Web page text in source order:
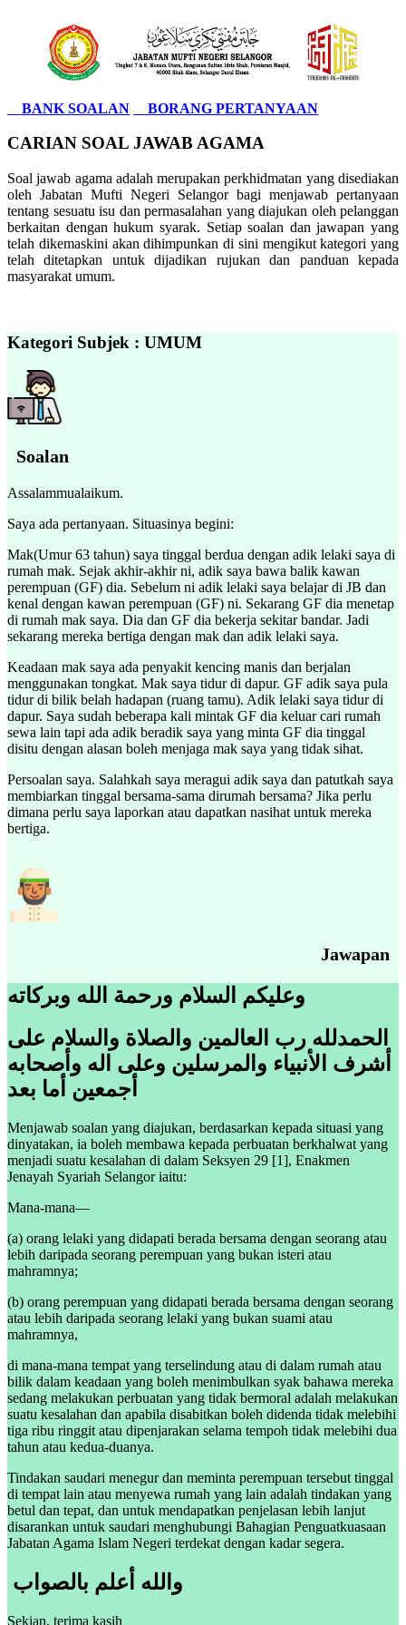
BANK SOALAN BORANG PERTANYAAN
CARIAN SOAL JAWAB AGAMA
Soal jawab agama adalah merupakan perkhidmatan yang disediakan
oleh Jabatan Mufti Negeri Selangor bagi menjawab pertanyaan
tentang sesuatu isu dan permasalahan yang diajukan oleh pelanggan
berkaitan dengan hukum syarak. Setiap soalan dan jawapan yang
telah dikemaskini akan dihimpunkan di sini mengikut kategori yang
telah ditetapkan untuk dijadikan rujukan dan panduan kepada
masyarakat umum.
Kategori Subjek : UMUM
Soalan
Assalammualaikum.
Saya ada pertanyaan. Situasinya begini:
Mak(Umur 63 tahun) saya tinggal berdua dengan adik lelaki saya di
rumah mak. Sejak akhir-akhir ni, adik saya bawa balik kawan
perempuan (GF) dia. Sebelum ni adik lelaki saya belajar di JB dan
kenal dengan kawan perempuan (GF) ni. Sekarang GF dia menetap
di rumah mak saya. Dia dan GF dia bekerja sekitar bandar. Jadi
sekarang mereka bertiga dengan mak dan adik lelaki saya.
Keadaan mak saya ada penyakit kencing manis dan berjalan
menggunakan tongkat. Mak saya tidur di dapur. GF adik saya pula
tidur di bilik belah hadapan (ruang tamu). Adik lelaki saya tidur di
dapur. Saya sudah beberapa kali mintak GF dia keluar cari rumah
sewa lain tapi ada adik beradik saya yang minta GF dia tinggal
disitu dengan alasan boleh menjaga mak saya yang tidak sihat.
Persoalan saya. Salahkah saya meragui adik saya dan patutkah saya
membiarkan tinggal bersama-sama dirumah bersama? Jika perlu
dimana perlu saya laporkan atau dapatkan nasihat untuk mereka
bertiga.
Jawapan
وعليكم السلام ورحمة الله وبركاته
الحمدلله رب العالمين والصلاة والسلام على
أشرف الأنبياء والمرسلين وعلى اله وأصحابه
أجمعين أما بعد
Menjawab soalan yang diajukan, berdasarkan kepada situasi yang
dinyatakan, ia boleh membawa kepada perbuatan berkhalwat yang
menjadi suatu kesalahan di dalam Seksyen 29 [1], Enakmen
Jenayah Syariah Selangor iaitu:
Mana-mana—
(a) orang lelaki yang didapati berada bersama dengan seorang atau
lebih daripada seorang perempuan yang bukan isteri atau
mahramnya;
(b) orang perempuan yang didapati berada bersama dengan seorang
atau lebih daripada seorang lelaki yang bukan suami atau
mahramnya,
di mana-mana tempat yang terselindung atau di dalam rumah atau
bilik dalam keadaan yang boleh menimbulkan syak bahawa mereka
sedang melakukan perbuatan yang tidak bermoral adalah melakukan
suatu kesalahan dan apabila disabitkan boleh didenda tidak melebihi
tiga ribu ringgit atau dipenjarakan selama tempoh tidak melebihi dua
tahun atau kedua-duanya.
Tindakan saudari menegur dan meminta perempuan tersebut tinggal
di tempat lain atau menyewa rumah yang lain adalah tindakan yang
betul dan tepat, dan untuk mendapatkan penjelasan lebih lanjut
disarankan untuk saudari menghubungi Bahagian Penguatkuasaan
Jabatan Agama Islam Negeri terdekat dengan kadar segera.
والله أعلم بالصواب
Sekian, terima kasih